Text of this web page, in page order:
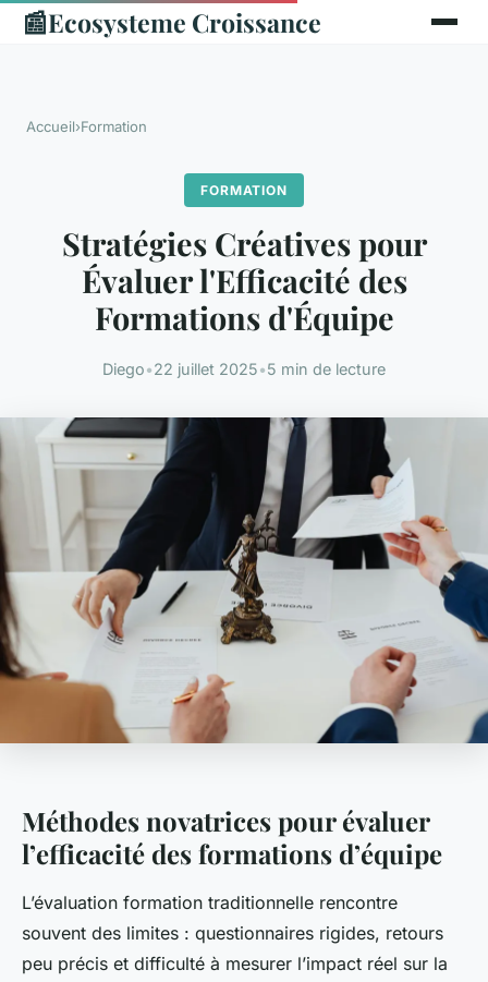
📰Ecosysteme Croissance
Accueil›Formation
FORMATION
Stratégies Créatives pour
Évaluer l'Efficacité des
Formations d'Équipe
Diego•22 juillet 2025•5 min de lecture
Méthodes novatrices pour évaluer
l’efficacité des formations d’équipe
L’évaluation formation traditionnelle rencontre
souvent des limites : questionnaires rigides, retours
peu précis et difficulté à mesurer l’impact réel sur la